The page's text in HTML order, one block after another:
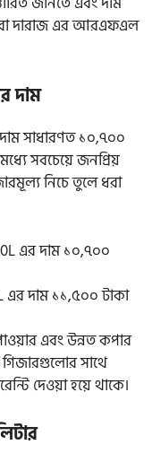
দারাজ এর আরএফএল
দাম
সাধারণত ১০,৭০০
সবচেয়ে জনপ্রিয়
নিচে তুলে ধরা
এর দাম ১০,৭০০
দাম ১১,৫০০ টাকা
এবং উন্নত কপার
গিজারগুলোর সাথে
দেওয়া হয়ে থাকে।